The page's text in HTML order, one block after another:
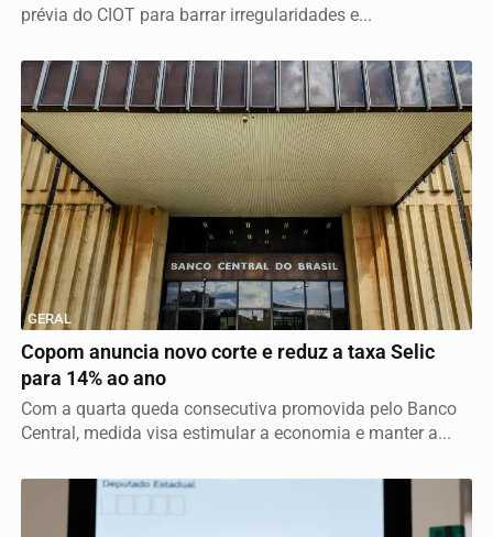
prévia do CIOT para barrar irregularidades e...
GERAL
Copom anuncia novo corte e reduz a taxa Selic
para 14% ao ano
Com a quarta queda consecutiva promovida pelo Banco
Central, medida visa estimular a economia e manter a...